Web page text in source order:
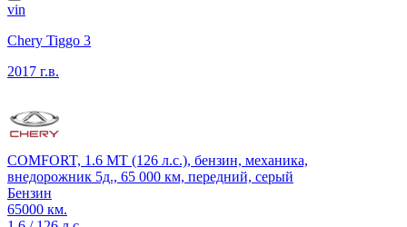
vin
Chery Tiggo 3
2017 г.в.
COMFORT, 1.6 MT (126 л.с.), бензин, механика,
внедорожник 5д., 65 000 км, передний, серый
Бензин
65000 км.